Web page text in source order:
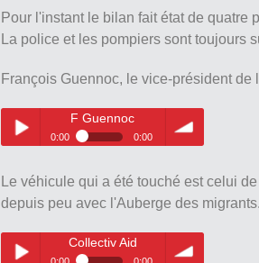
Pour l'instant le bilan fait état de quatre
La police et les pompiers sont toujours
François Guennoc, le vice-président
Play /
F Guennoc
0:00 0:00
volume
Le véhicule qui a été touché est celui
depuis peu avec l'Auberge des migrants.
Collectiv Aid